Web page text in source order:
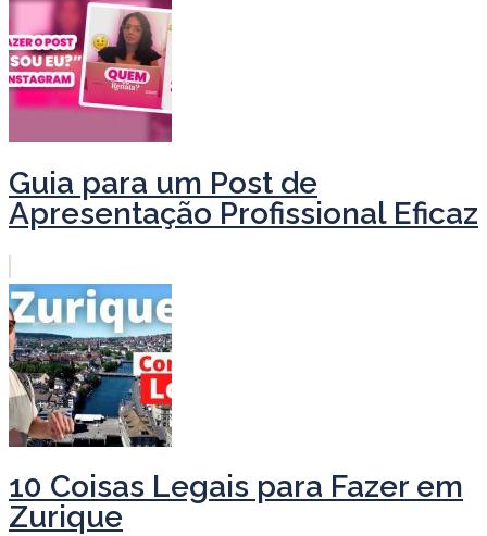
Guia para um Post de
Apresentação Profissional Eficaz
10 Coisas Legais para Fazer em
Zurique